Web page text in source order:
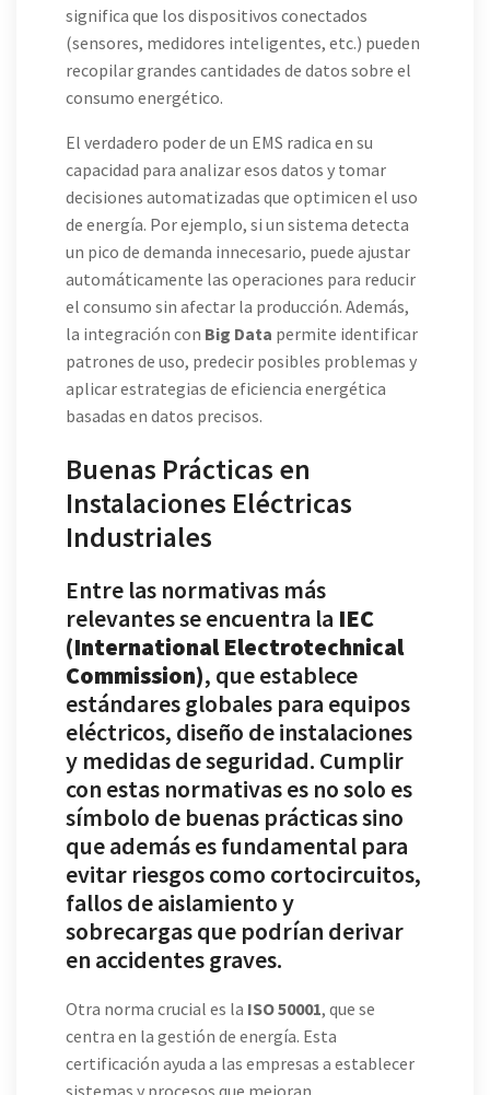
significa que los dispositivos conectados
(sensores, medidores inteligentes, etc.) pueden
recopilar grandes cantidades de datos sobre el
consumo energético.
El verdadero poder de un EMS radica en su
capacidad para analizar esos datos y tomar
decisiones automatizadas que optimicen el uso
de energía. Por ejemplo, si un sistema detecta
un pico de demanda innecesario, puede ajustar
automáticamente las operaciones para reducir
el consumo sin afectar la producción. Además,
la integración con Big Data permite identificar
patrones de uso, predecir posibles problemas y
aplicar estrategias de eficiencia energética
basadas en datos precisos.
Buenas Prácticas en
Instalaciones Eléctricas
Industriales
Entre las normativas más
relevantes se encuentra la IEC
(International Electrotechnical
Commission), que establece
estándares globales para equipos
eléctricos, diseño de instalaciones
y medidas de seguridad. Cumplir
con estas normativas es no solo es
símbolo de buenas prácticas sino
que además es fundamental para
evitar riesgos como cortocircuitos,
fallos de aislamiento y
sobrecargas que podrían derivar
en accidentes graves.
Otra norma crucial es la ISO 50001, que se
centra en la gestión de energía. Esta
certificación ayuda a las empresas a establecer
sistemas y procesos que mejoran